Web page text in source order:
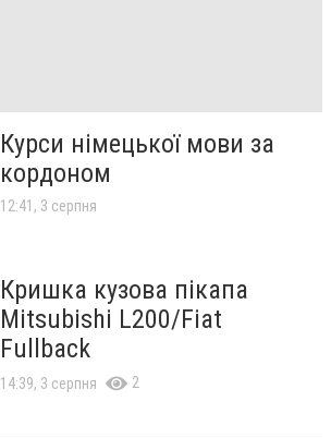
Курси німецької мови за
кордоном
12:41, 3 серпня
Кришка кузова пікапа
Mitsubishi L200/Fiat
Fullback
14:39, 3 серпня 2